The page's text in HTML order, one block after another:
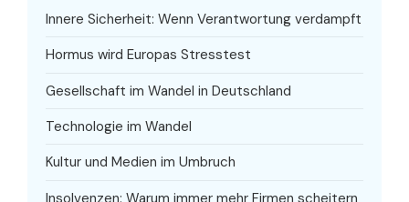
Innere Sicherheit: Wenn Verantwortung verdampft
Hormus wird Europas Stresstest
Gesellschaft im Wandel in Deutschland
Technologie im Wandel
Kultur und Medien im Umbruch
Insolvenzen: Warum immer mehr Firmen scheitern